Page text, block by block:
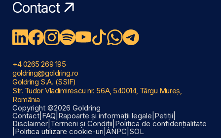
Contact
+4 0265 269 195
goldring@goldring.ro
Goldring S.A. (SSIF)
Str. Tudor Vladimirescu nr. 56A, 540014, Târgu Mureș,
România
Copyright ©2026 Goldring
Contact FAQ Rapoarte și informații legale Petiții
Disclaimer Termeni și Condiții Politica de confidențialitate
Politica utilizare cookie-uri ANPC SOL